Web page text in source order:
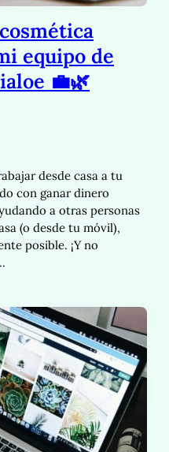
equipo de
💼🌿
desde casa a tu
con ganar dinero
a otras personas
(o desde tu móvil),
posible. ¡Y no